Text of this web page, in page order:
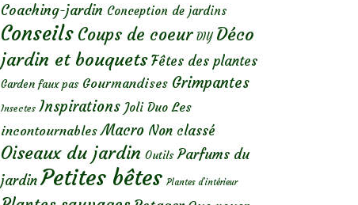
Coaching-jardin Conception de jardins
Conseils Coups de coeur DIY Déco
jardin et bouquets Fêtes des plantes
Garden faux pas Gourmandises Grimpantes
Insectes Inspirations Joli Duo Les
incontournables Macro Non classé
Oiseaux du jardin Outils Parfums du
jardin Petites bêtes Plantes d’intérieur